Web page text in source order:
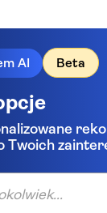
AI Beta
Twoich